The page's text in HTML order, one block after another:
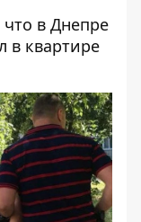
в Днепре
в квартире